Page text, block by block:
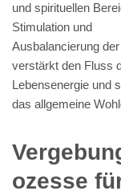
und spirituellen
Stimulation und
Ausbalancierung
verstärkt den Fluss
Lebensenergie und
das allgemeine
ozesse